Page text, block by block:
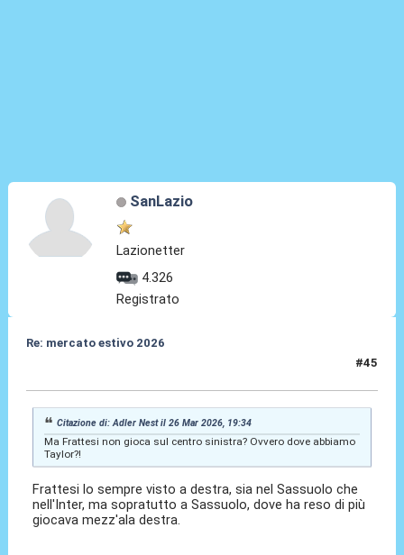
SanLazio
Lazionetter
4.326
Registrato
Re: mercato estivo 2026
#45
Citazione di: Adler Nest il 26 Mar 2026, 19:34
Ma Frattesi non gioca sul centro sinistra? Ovvero dove abbiamo
Taylor?!
Frattesi lo sempre visto a destra, sia nel Sassuolo che
nell'Inter, ma sopratutto a Sassuolo, dove ha reso di più
giocava mezz'ala destra.